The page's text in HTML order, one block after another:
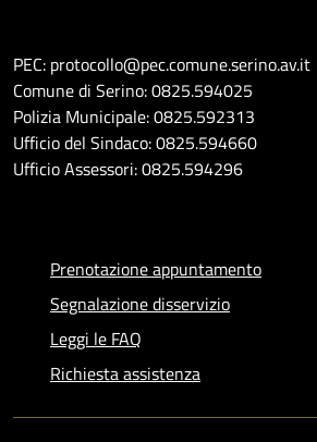
PEC: protocollo@pec.comune.serino.av.it
Comune di Serino: 0825.594025
Polizia Municipale: 0825.592313
Ufficio del Sindaco: 0825.594660
Ufficio Assessori: 0825.594296
Prenotazione appuntamento
Segnalazione disservizio
Leggi le FAQ
Richiesta assistenza